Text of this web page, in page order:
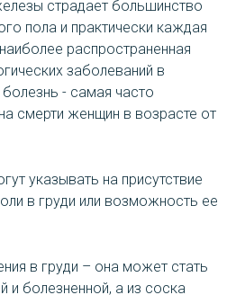
страдает большинство
пола и практически каждая
распространенная
заболеваний в
- самая часто
смерти женщин в возрасте от
указывать на присутствие
в груди или возможность ее
в груди – она может стать
и болезненной, а из соска